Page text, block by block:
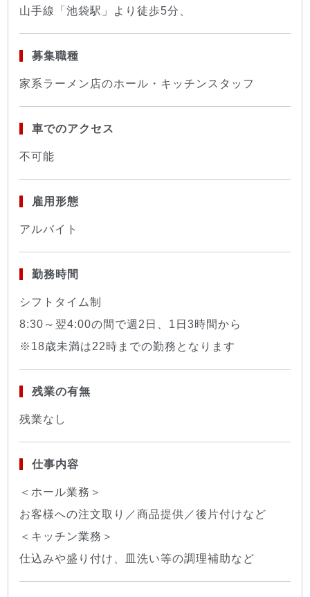
山手線「池袋駅」より徒歩5分、
募集職種
家系ラーメン店のホール・キッチンスタッフ
車でのアクセス
不可能
雇用形態
アルバイト
勤務時間
シフトタイム制
8:30～翌4:00の間で週2日、1日3時間から
※18歳未満は22時までの勤務となります
残業の有無
残業なし
仕事内容
＜ホール業務＞
お客様への注文取り／商品提供／後片付けなど
＜キッチン業務＞
仕込みや盛り付け、皿洗い等の調理補助など